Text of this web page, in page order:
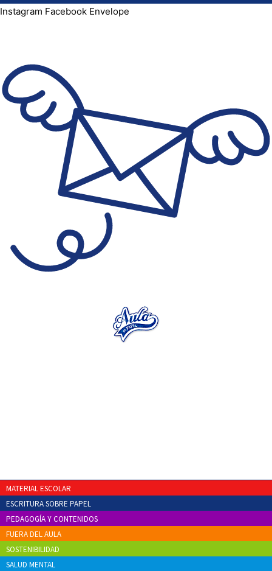
Instagram Facebook Envelope
MATERIAL ESCOLAR
ESCRITURA SOBRE PAPEL
PEDAGOGÍA Y CONTENIDOS
FUERA DEL AULA
SOSTENIBILIDAD
SALUD MENTAL